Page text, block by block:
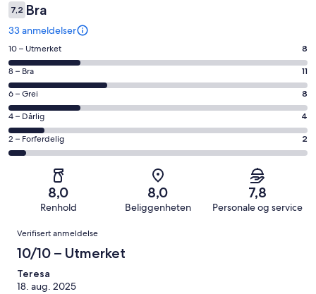
7,2 Bra
33 anmeldelser
Rangering
på
10
−
Utmerket.
8
av
totalt
anmeldelser.
10 – Utmerket 8
Rangering
på
8
−
Bra.
11
anmeldelser.
8 – Bra 11
Rangering
på
6
−
Grei.
anmeldelser.
6 – Grei 8
Rangering
på
4
33
anmeldelser.
4 – Dårlig 4
Rangering
på
Forferdelig.
av
totalt
33
anmeldelser.
2 – Forferdelig 2
8,0
Renhold
8,0
Beliggenheten
7,8
Personale og service
Anmeldelser
Verifisert anmeldelse
10/10 – Utmerket
Teresa
18. aug. 2025